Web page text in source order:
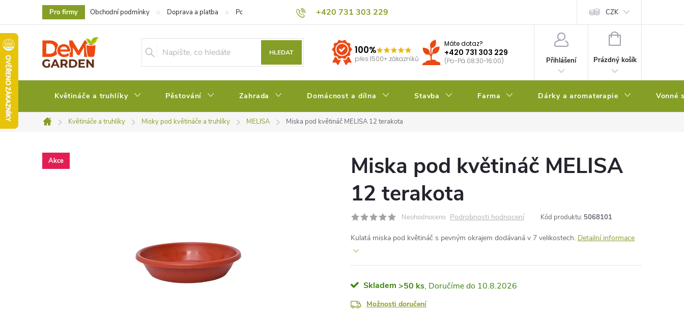
obsah
+420 731 303 229
Pro firmy Obchodní podmínky Doprava a platba Podmínky ochrany osobních údajů Pěstitelský blog CZK
HLEDAT 100%
přes 1500+ zákazníků
Máte dotaz?
+420 731 303 229
(Po-Pá 08:30-16:00) Přihlášení
NÁKUPNÍ
Prázdný košík
Květináče a truhlíky Pěstování Zahrada Domácnost a dílna Stavba Farma Dárky a aromaterapie Vonné
Domů
Květináče a truhlíky Misky pod květináče a truhlíky MELISA Miska pod květináč MELISA 12 terakota
Akce
Miska pod květináč MELISA
12 terakota
Neohodnoceno Podrobnosti hodnocení Kód produktu: 5068101
Kulatá miska pod květináč s pevným okrajem dodávaná v 7 velikostech. Detailní informace
Skladem >50 ks 10.8.2026
Možnosti doručení